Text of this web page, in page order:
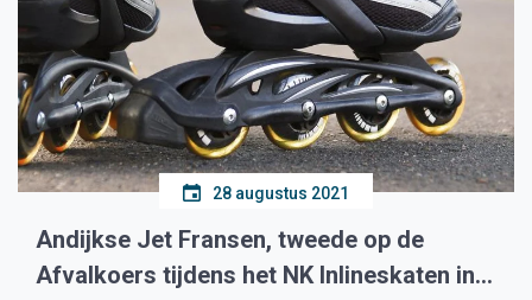
28 augustus 2021
Andijkse Jet Fransen, tweede op de
Afvalkoers tijdens het NK Inlineskaten in